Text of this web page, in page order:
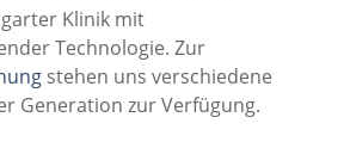
Klinik mit
Technologie. Zur
stehen uns verschiedene
Generation zur Verfügung.